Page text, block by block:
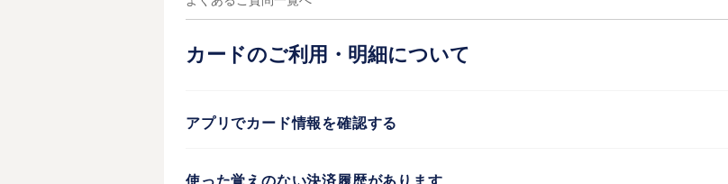
カードのご利用・明細について
アプリでカード情報を確認する
使った覚えのない決済履歴があります